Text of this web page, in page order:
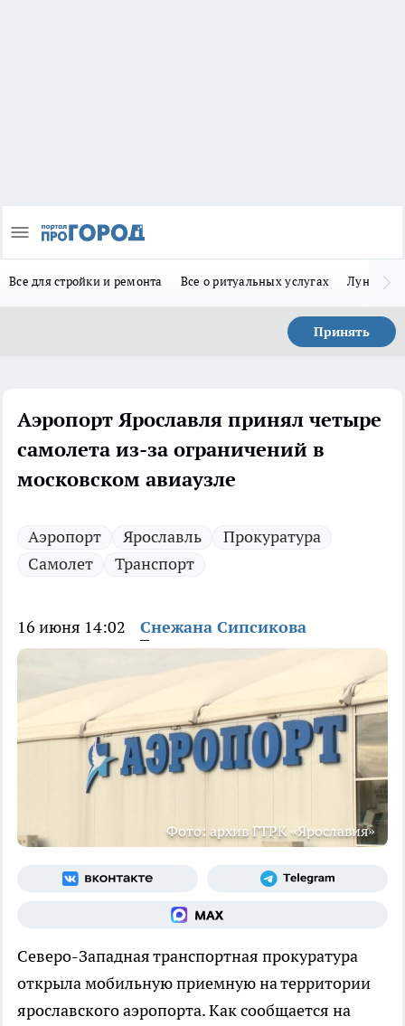
Все для стройки и ремонта Все о ритуальных услугах Лунно-
Принять
Аэропорт Ярославля принял четыре
самолета из-за ограничений в
московском авиаузле
Аэропорт Ярославль
Прокуратура
Самолет
Транспорт
16 июня 14:02 Снежана Сипсикова
Фото: архив ГТРК «Ярославия»
Северо-Западная транспортная прокуратура
открыла мобильную приемную на территории
ярославского аэропорта. Как сообщается на